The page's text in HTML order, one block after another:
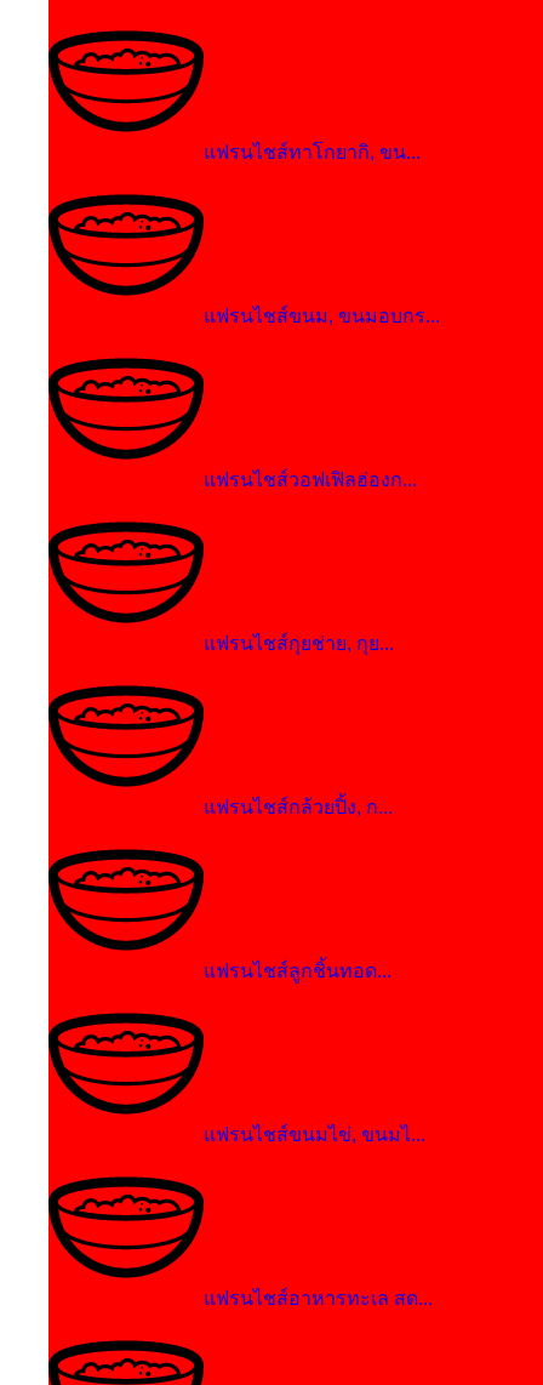
แฟรนไชส์ทาโกยากิ, ขน...
แฟรนไชส์ขนม, ขนมอบกร...
แฟรนไชส์วอฟเฟิลฮ่องก...
แฟรนไชส์กุยช่าย, กุย...
แฟรนไชส์กล้วยปิ้ง, ก...
แฟรนไชส์ลูกชิ้นทอด...
แฟรนไชส์ขนมไข่, ขนมไ...
แฟรนไชส์อาหารทะเล สด...